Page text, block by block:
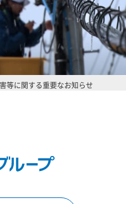
等に関する重要なお知らせ